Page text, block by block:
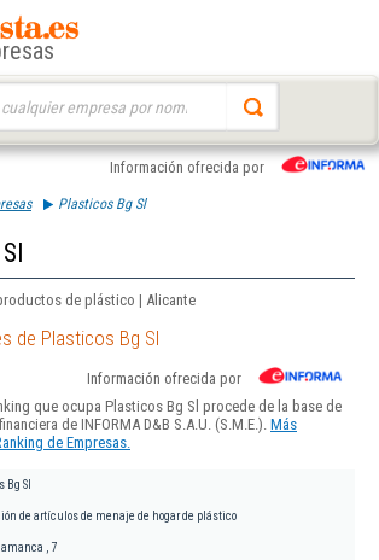
Información ofrecida por
Plasticos Bg Sl
de plástico | Alicante
de Plasticos Bg Sl
Información ofrecida por
que ocupa Plasticos Bg Sl procede de la base de
de INFORMA D&B S.A.U. (S.M.E.). Más
de Empresas.
Bg Sl
de artículos de menaje de hogar de plástico
, 7